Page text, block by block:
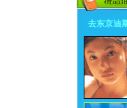
去东京迪